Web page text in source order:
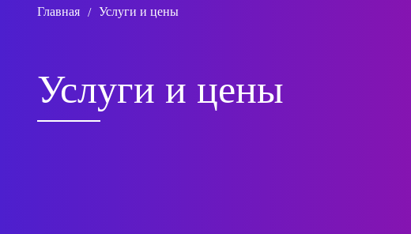
Главная / Услуги и цены
Услуги и цены